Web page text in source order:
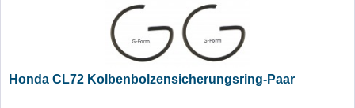
Honda CL72 Kolbenbolzensicherungsring-Paar